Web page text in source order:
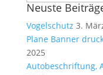
nach:
Neuste
Vogelschutz 3.
Plane Banner
2025
Autobeschriftung,